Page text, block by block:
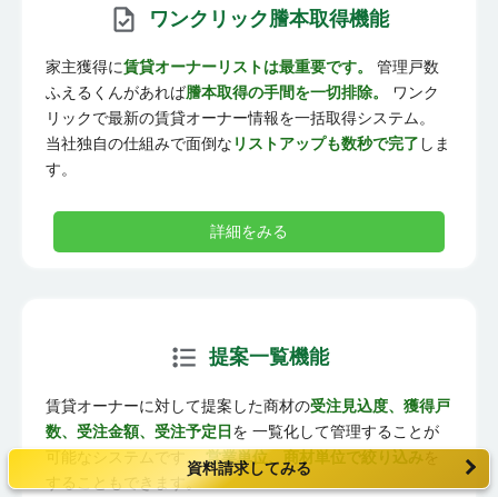
ワンクリック謄本取得機能
家主獲得に賃貸オーナーリストは最重要です。
管理戸数
ふえるくんがあれば謄本取得の手間を一切排除。
ワンク
リックで最新の賃貸オーナー情報を一括取得システム。
当社独自の仕組みで面倒な リストアップも数秒で完了 しま
す。
詳細をみる
提案一覧機能
賃貸オーナーに対して提案した商材の受注見込度、獲得戸
数、受注金額、受注予定日 を 一覧化して管理することが
可能なシステムです。 営業単位、商材単位で絞り込み
を
することもできます。
資料請求してみる